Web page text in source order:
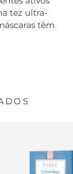
tez ultra-
têm